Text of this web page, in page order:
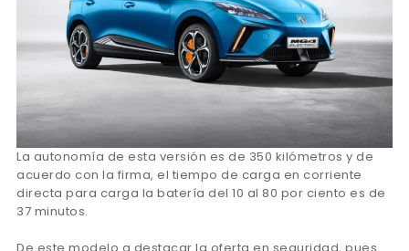
La autonomía de esta versión es de 350 kilómetros y de
acuerdo con la firma, el tiempo de carga en corriente
directa para carga la batería del 10 al 80 por ciento es de
37 minutos.